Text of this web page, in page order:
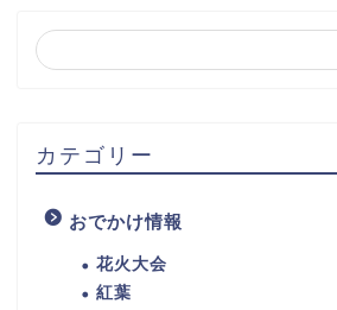
カテゴリー
おでかけ情報
花火大会
紅葉